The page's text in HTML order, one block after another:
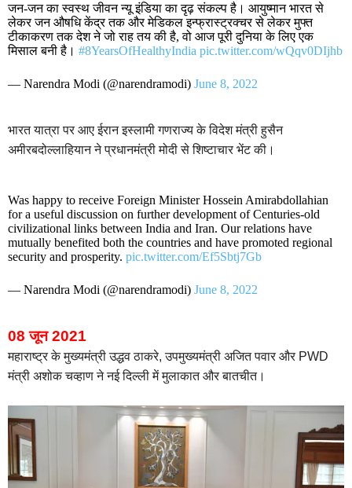
जन-जन का स्वस्थ जीवन न्यू इंडिया का दृढ़ संकल्प है। आयुष्मान भारत से
लेकर जन औषधि केंद्र तक और मेडिकल इन्फ्रास्ट्रक्चर से लेकर मुफ्त
टीकाकरण तक देश ने जो राह तय की है, वो आज पूरी दुनिया के लिए एक
मिसाल बनी है। #8YearsOfHealthyIndia pic.twitter.com/wQqv0DIjhb
— Narendra Modi (@narendramodi) June 8, 2022
भारत यात्रा पर आए ईरान इस्लामी गणराज्य के विदेश मंत्री हुसैन
अमीरबदोल्लाहियान ने प्रधानमंत्री मोदी से शिष्टाचार भेंट की।
Was happy to receive Foreign Minister Hossein Amirabdollahian
for a useful discussion on further development of Centuries-old
civilizational links between India and Iran. Our relations have
mutually benefited both the countries and have promoted regional
security and prosperity. pic.twitter.com/Ef5Sbtj7Gb
— Narendra Modi (@narendramodi) June 8, 2022
08 जून 2021
महाराष्ट्र के मुख्यमंत्री उद्धव ठाकरे, उपमुख्यमंत्री अजित पवार और PWD
मंत्री अशोक चव्हाण ने नई दिल्ली में मुलाकात और बातचीत।